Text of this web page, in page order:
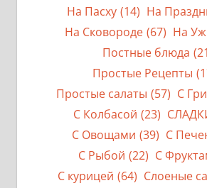
На Пасху (14) На
На Сковороде (67) На
Постные блюда
Простые Рецепты
Простые салаты (57) С
С Колбасой (23)
С Овощами (39) С
С Рыбой (22) С
С курицей (64) Слоеные